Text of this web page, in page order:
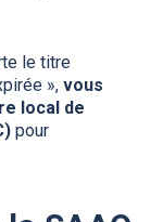
le titre
», vous
local de
pour